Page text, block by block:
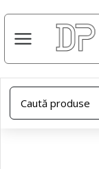
Acasa Elaborări
Pharma